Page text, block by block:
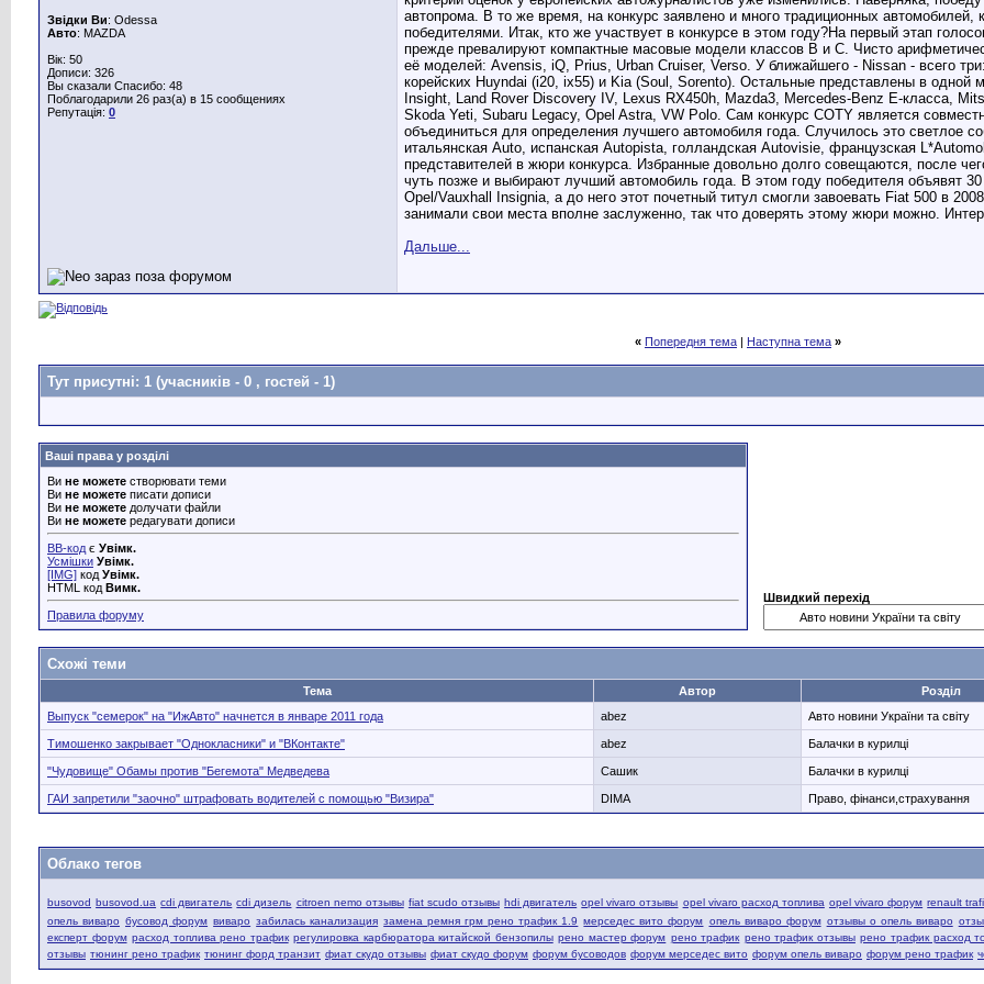
Звідки Ви: Odessa
Авто: MAZDA
Вік: 50
Дописи: 326
Вы сказали Спасибо: 48
Поблагодарили 26 раз(а) в 15 сообщениях
Репутація: 0
автопрома. В то же время, на конкурс заявлено и много традиционных
победителями. Итак, кто же участвует в конкурсе в этом году?На первый этап
прежде превалируют компактные масовые модели классов В и С. Чисто
её моделей: Avensis, iQ, Prius, Urban Cruiser, Verso. У ближайшего - Nissan - всего
корейских Huyndai (i20, ix55) и Kia (Soul, Sorento). Остальные представлены в
Insight, Land Rover Discovery IV, Lexus RX450h, Mazda3, Mercedes-Benz E-класса,
Skoda Yeti, Subaru Legacy, Opel Astra, VW Polo. Сам конкурс COTY является
объединиться для определения лучшего автомобиля года. Случилось это светлое
итальянская Auto, испанская Autopista, голландская Autovisie, французская
представителей в жюри конкурса. Избранные довольно долго совещаются, после
чуть позже и выбирают лучший автомобиль года. В этом году победителя объявят
Opel/Vauxhall Insignia, а до него этот почетный титул смогли завоевать Fiat 500 в
занимали свои места вполне заслуженно, так что доверять этому жюри можно.
Дальше...
« Попередня тема | Наступна тема »
Тут присутні: 1 (учасників - 0 , гостей - 1)
Ваші права у розділі
Ви не можете створювати теми
Ви не можете писати дописи
Ви не можете долучати файли
Ви не можете редагувати дописи
BB-код є Увімк.
Усмішки Увімк.
[IMG] код Увімк.
HTML код Вимк.
Правила форуму
Швидкий перехід
Схожі теми
Тема Автор
Розділ
Выпуск "семерок" на "ИжАвто" начнется в январе 2011 года
abez Авто новини України та світу
Тимошенко закрывает "Однокласники" и "ВКонтакте" abez Балачки в курилці
"Чудовище" Обамы против "Бегемота" Медведева Сашик Балачки в курилці
ГАИ запретили "заочно" штрафовать водителей с помощью "Визира" DIMA Право, фінанси,страхування
Облако тегов
busovod busovod.ua cdi двигатель cdi дизель citroen nemo отзывы fiat scudo отзывы hdi двигатель opel vivaro отзывы opel vivaro расход топлива opel vivaro форум renault
опель виваро бусовод форум виваро забилась канализация замена ремня грм рено трафик 1.9 мерседес вито форум опель виваро форум отзывы о опель виваро
експерт форум расход топлива рено трафик регулировка карбюратора китайской бензопилы рено мастер форум рено трафик рено трафик отзывы рено трафик расход
отзывы тюнинг рено трафик тюнинг форд транзит фиат скудо отзывы фиат скудо форум форум бусоводов форум мерседес вито форум опель виваро форум рено трафик